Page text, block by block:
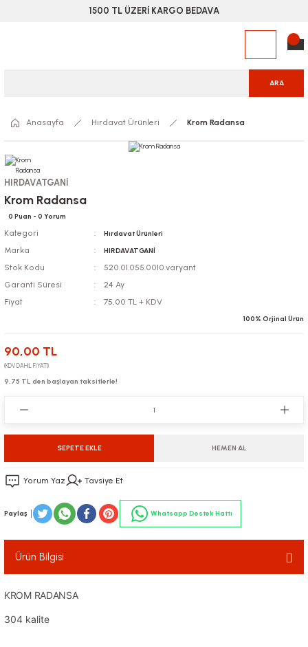
1500 TL ÜZERİ KARGO BEDAVA
ARA
Anasayfa Hırdavat Ürünleri Krom Radansa
HIRDAVATGANİ
Krom Radansa
0 Puan - 0 Yorum
Kategori Hırdavat Ürünleri
Marka HIRDAVATGANİ
Stok Kodu
520.01.055.0010.varyant
Garanti Süresi
24 Ay
Fiyat
75,00 TL + KDV
100% Orjinal Ürün
90,00 TL
(KDV DAHİL FİYATI)
9,75 TL den başlayan taksitlerle!
SEPETE EKLE HEMEN AL
Yorum Yaz Tavsiye Et
Paylaş Whatsapp Destek Hattı
Ürün Bilgisi
KROM RADANSA
304 kalite